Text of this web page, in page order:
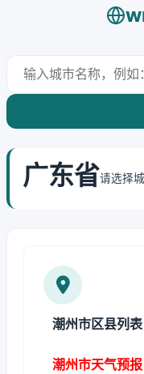
广东省请选择
潮州市区县列表
潮州市天气预报